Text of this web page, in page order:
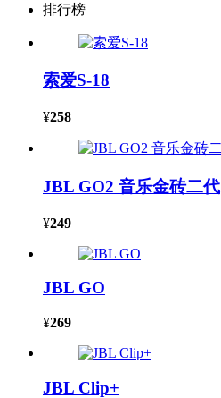
排行榜
索爱S-18
¥258
JBL GO2 音乐金砖二代
¥249
JBL GO
¥269
JBL Clip+